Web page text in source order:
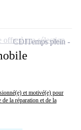
et motivé(e) pour
la réparation et de la
CDITemps plein
offre à ma sélection